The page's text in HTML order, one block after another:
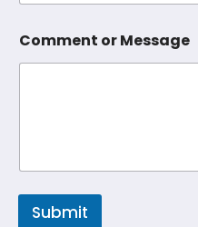
t
*
*
Comment or Message
Submit